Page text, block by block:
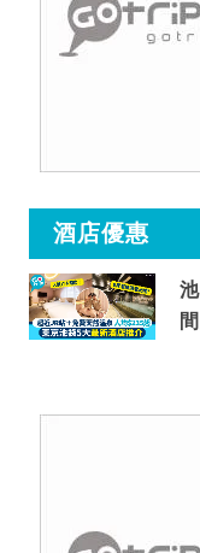
酒店優惠